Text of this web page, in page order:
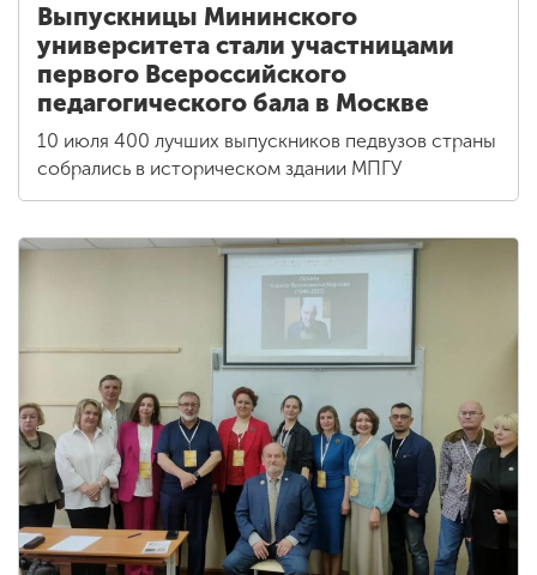
Выпускницы Мининского
университета стали участницами
первого Всероссийского
педагогического бала в Москве
10 июля 400 лучших выпускников педвузов страны
собрались в историческом здании МПГУ